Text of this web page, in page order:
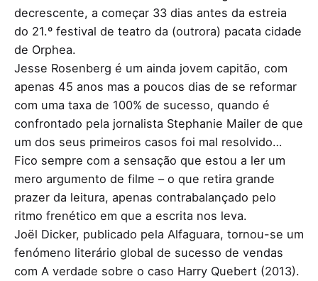
decrescente, a começar 33 dias antes da estreia
do 21.º festival de teatro da (outrora) pacata cidade
de Orphea.
Jesse Rosenberg é um ainda jovem capitão, com
apenas 45 anos mas a poucos dias de se reformar
com uma taxa de 100% de sucesso, quando é
confrontado pela jornalista Stephanie Mailer de que
um dos seus primeiros casos foi mal resolvido…
Fico sempre com a sensação que estou a ler um
mero argumento de filme – o que retira grande
prazer da leitura, apenas contrabalançado pelo
ritmo frenético em que a escrita nos leva.
Joël Dicker, publicado pela Alfaguara, tornou-se um
fenómeno literário global de sucesso de vendas
com A verdade sobre o caso Harry Quebert (2013).